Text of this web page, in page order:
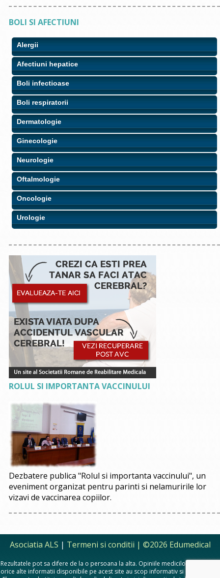
BOLI SI AFECTIUNI
Alergii
Afectiuni hepatice
Boli infectioase
Boli respiratorii
Dermatologie
Ginecologie
Neurologie
Oftalmologie
Oncologie
Urologie
ROLUL SI IMPORTANTA VACCINULUI
Dezbatere publica "Rolul si importanta vaccinului", un
eveniment organizat pentru parinti si nelamuririle lor
vizavi de vaccinarea copiilor.
Asociatia ALS | Termeni si conditii | ©2026 Edumedical
Rezultatele pot sa difere de la o persoana la alta. Opiniile medicilor, sfaturile si
orice alte informatii disponibile pe acest site au scop informativ si educational.